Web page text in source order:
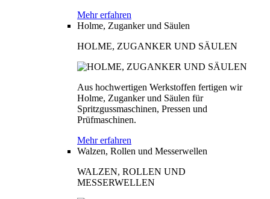
Mehr erfahren
Holme, Zuganker und Säulen
HOLME, ZUGANKER UND SÄULEN
Aus hochwertigen Werkstoffen fertigen wir
Holme, Zuganker und Säulen für
Spritzgussmaschinen, Pressen und
Prüfmaschinen.
Mehr erfahren
Walzen, Rollen und Messerwellen
WALZEN, ROLLEN UND
MESSERWELLEN